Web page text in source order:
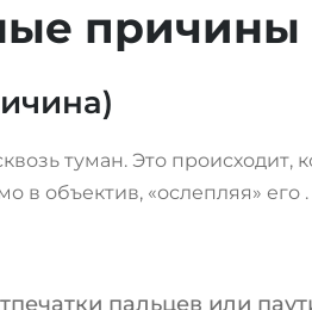
причины
туман. Это происходит,
в объектив, «ослепляя» его .
пальцев или